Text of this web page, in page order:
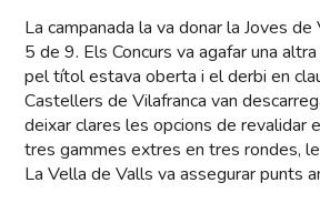
La campanada la va donar la Joves
5 de 9. Els Concurs va agafar una
pel títol estava oberta i el derbi en
Castellers de Vilafranca van
deixar clares les opcions de revalidar
tres gammes extres en tres rondes,
La Vella de Valls va assegurar punts